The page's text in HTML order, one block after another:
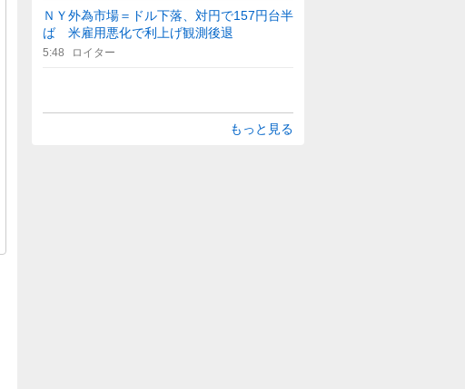
ＮＹ外為市場＝ドル下落、対円で157円台半
ば 米雇用悪化で利上げ観測後退
5:48 ロイター
もっと見る